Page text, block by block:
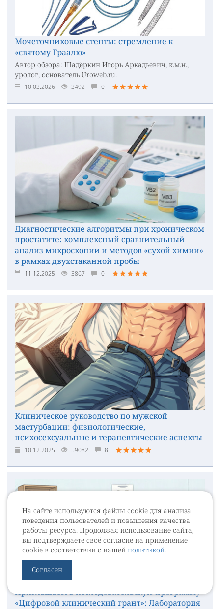
На сайте используются файлы cookie для анализа
поведения пользователей и повышения качества
работы ресурса. Продолжая использование сайта,
вы подтверждаете своё согласие на применение
cookie в соответствии с нашей политикой.
Согласен
Мочеточниковые стенты: стремление к
«святому Граалю»
Автор обзора: Шадёркин Игорь Аркадьевич, к.м.н.,
уролог, основатель Uroweb.ru.
10.03.2026 3492 0
Диагностические алгоритмы при хроническом
простатите: комплексный сравнительный
анализ микроскопии и методов «сухой химии»
в рамках двухстаканной пробы
11.12.2025 3867 0
Клиническое руководство по мужской
мастурбации: физиологические,
психосексуальные и терапевтические аспекты
10.12.2025 59082 8
Приглашаем в исследовательскую программу
«Цифровой клинический грант»: Лаборатория